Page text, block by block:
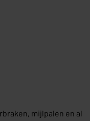
mijlpalen en al